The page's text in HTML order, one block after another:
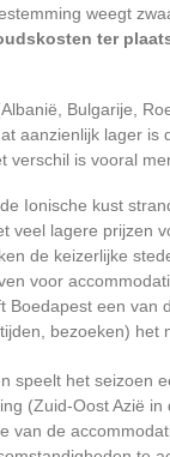
weegt
ter
Bulgarije,
aanzienlijk lager
verschil is vooral
Ionische kust
veel lagere prijzen
de keizerlijke
voor
Boedapest een van
bezoeken) het
speelt het seizoen
(Zuid-Oost Azië
van de